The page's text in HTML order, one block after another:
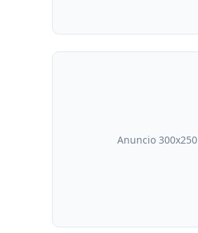
Anuncio 300x250